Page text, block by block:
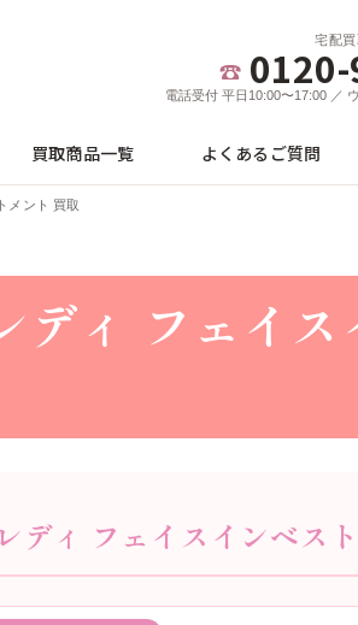
宅配
電話受付 平日10:00〜17:00 ／
買取商品一覧 よくあるご質問
メント 買取
ィ フェイス
ィ フェイスインベス